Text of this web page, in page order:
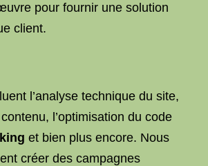
pour fournir une solution
client.
l’analyse technique du site,
contenu, l’optimisation du code
et bien plus encore. Nous
créer des campagnes